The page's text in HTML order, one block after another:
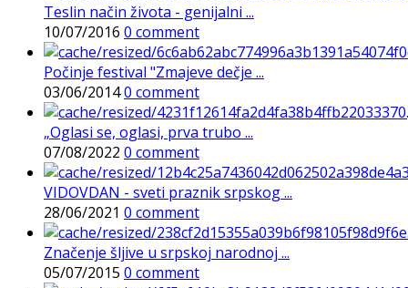
Teslin način života - genijalni ...
10/07/2016 0 comment
Počinje festival "Zmajeve dečje ...
03/06/20140 comment
„Oglasi se, oglasi, prva trubo ...
07/08/2022 0 comment
VIDOVDAN - sveti praznik srpskog ...
28/06/2021 0 comment
Značenje šljive u srpskoj narodnoj ...
05/07/2015 0 comment